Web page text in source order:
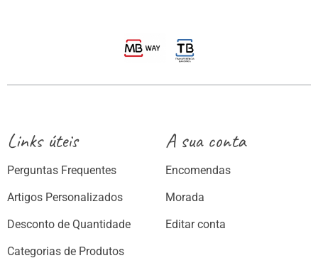
Links úteis
Perguntas Frequentes
Artigos Personalizados
Desconto de Quantidade
Categorias de Produtos
A sua conta
Encomendas
Morada
Editar conta